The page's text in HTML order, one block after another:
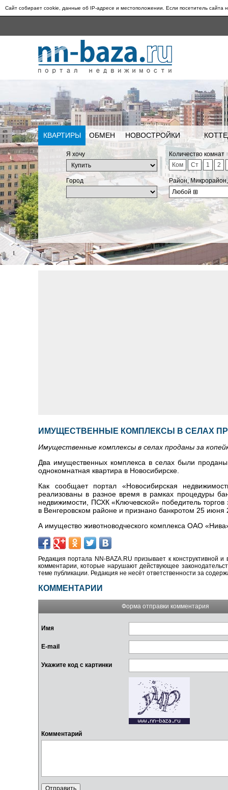
Сайт собирает cookie, данные об IP-адресе и местоположении. Если посетитель сайта
КВАРТИРЫ ОБМЕН НОВОСТРОЙКИ
Я хочу
Количество комнат
Ком
Ст 1 2
Город
Район,
Любой ⊞
ИМУЩЕСТВЕННЫЕ КОМПЛЕКСЫ В СЕЛАХ
Имущественные комплексы в селах проданы за
Два имущественных комплекса в селах были
однокомнатная квартира в Новосибирске.
Как сообщает портал «Новосибирская
реализованы в разное время в рамках процедуры
недвижимости, ПСХК «Ключевской» победитель
в Венгеровском районе и признано банкротом 25 июня
А имущество животноводческого комплекса ОАО
Редакция портала NN-BAZA.RU призывает к конструктивной
комментарии, которые нарушают действующее
теме публикации. Редакция не несёт ответственности за
КОММЕНТАРИИ
Форма отправки комментария
Имя
E-mail
Укажите код с картинки
Комментарий